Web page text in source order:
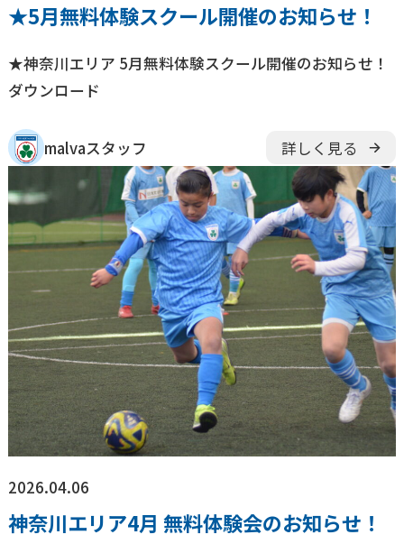
★5月無料体験スクール開催のお知らせ！
★神奈川エリア 5月無料体験スクール開催のお知らせ！
ダウンロード
malvaスタッフ 詳しく見る
2026.04.06
神奈川エリア4月 無料体験会のお知らせ！